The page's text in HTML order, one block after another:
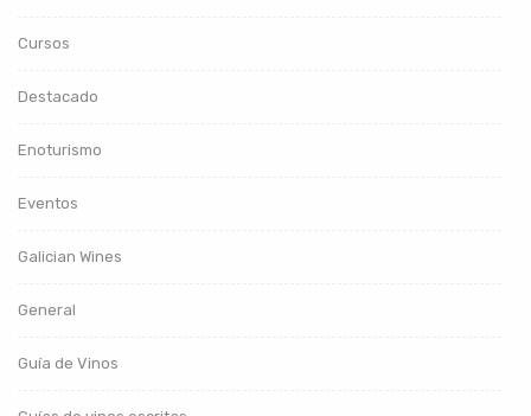
Cursos
Destacado
Enoturismo
Eventos
Galician Wines
General
Guía de Vinos